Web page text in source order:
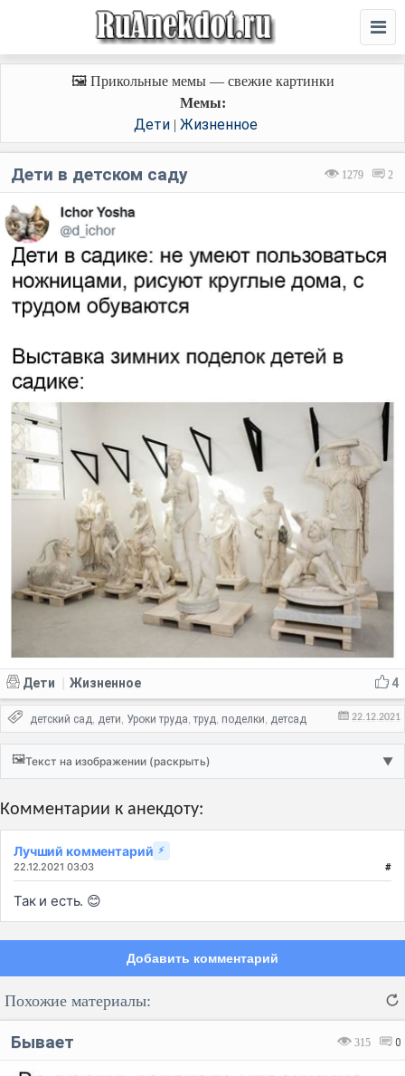
🖼️ Прикольные мемы — свежие картинки
Мемы:
Дети | Жизненное
1279 2
Дети в детском саду
4
Дети Жизненное
22.12.2021
детский сад, дети, Уроки труда,труд, поделки, детсад
🖼️Текст на изображении (раскрыть) ▼
Комментарии к анекдоту:
Лучший комментарий ⚡
22.12.2021 03:03 #
Так и есть. 😊
Добавить комментарий
Похожие материалы:
315 0
Бывает